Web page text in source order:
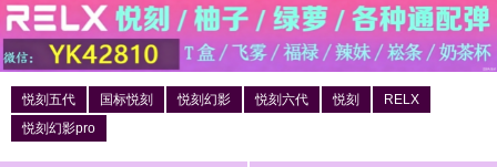
悦刻五代 国标悦刻 悦刻幻影 悦刻六代 悦刻
RELX
悦刻幻影pro